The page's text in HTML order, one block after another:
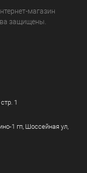
магазин
защищены.
1
1 гп, Шоссейная ул,